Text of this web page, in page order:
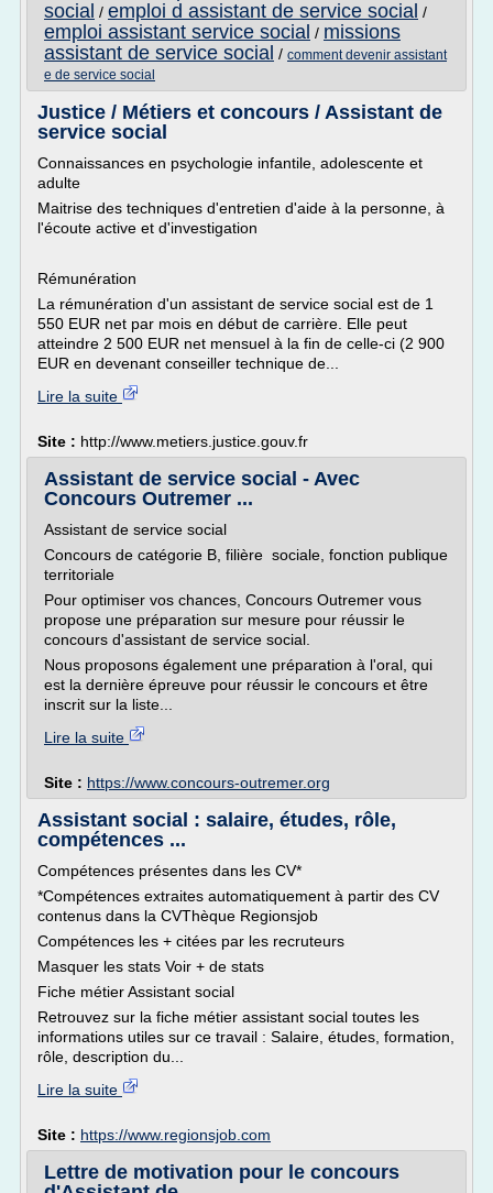
social / emploi d assistant de service social /
emploi assistant service social / missions
assistant de service social / comment devenir assistant
e de service social
Justice / Métiers et concours / Assistant de
service social
Connaissances en psychologie infantile, adolescente et
adulte
Maitrise des techniques d'entretien d'aide à la personne, à
l'écoute active et d'investigation
Rémunération
La rémunération d'un assistant de service social est de 1
550 EUR net par mois en début de carrière. Elle peut
atteindre 2 500 EUR net mensuel à la fin de celle-ci (2 900
EUR en devenant conseiller technique de...
Lire la suite
Site : http://www.metiers.justice.gouv.fr
Assistant de service social - Avec
Concours Outremer ...
Assistant de service social
Concours de catégorie B, filière sociale, fonction publique
territoriale
Pour optimiser vos chances, Concours Outremer vous
propose une préparation sur mesure pour réussir le
concours d'assistant de service social.
Nous proposons également une préparation à l'oral, qui
est la dernière épreuve pour réussir le concours et être
inscrit sur la liste...
Lire la suite
Site : https://www.concours-outremer.org
Assistant social : salaire, études, rôle,
compétences ...
Compétences présentes dans les CV*
*Compétences extraites automatiquement à partir des CV
contenus dans la CVThèque Regionsjob
Compétences les + citées par les recruteurs
Masquer les stats Voir + de stats
Fiche métier Assistant social
Retrouvez sur la fiche métier assistant social toutes les
informations utiles sur ce travail : Salaire, études, formation,
rôle, description du...
Lire la suite
Site : https://www.regionsjob.com
Lettre de motivation pour le concours